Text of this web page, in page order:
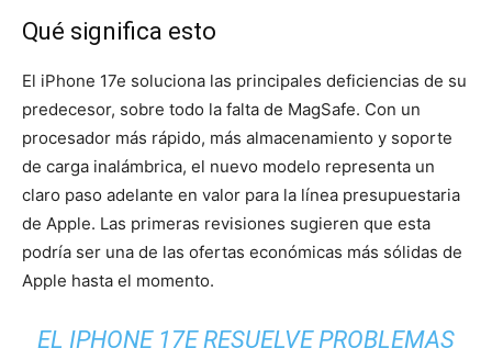
Qué significa esto
El iPhone 17e soluciona las principales deficiencias de su
predecesor, sobre todo la falta de MagSafe. Con un
procesador más rápido, más almacenamiento y soporte
de carga inalámbrica, el nuevo modelo representa un
claro paso adelante en valor para la línea presupuestaria
de Apple. Las primeras revisiones sugieren que esta
podría ser una de las ofertas económicas más sólidas de
Apple hasta el momento.
EL IPHONE 17E RESUELVE PROBLEMAS